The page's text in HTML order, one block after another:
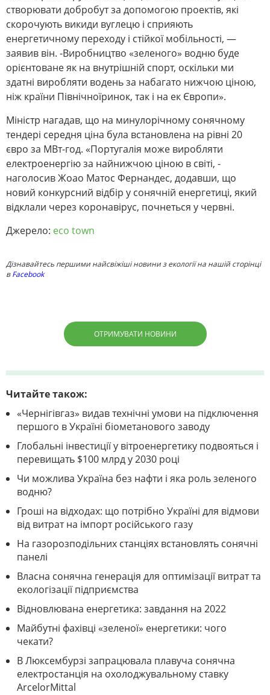
створювати добробут за допомогою проектів, які
скорочують викиди вуглецю і сприяють
енергетичному переходу і стійкої мобільності, —
заявив він. -Виробництво «зеленого» водню буде
орієнтоване як на внутрішній спорт, оскільки ми
здатні виробляти водень за набагато нижчою ціною,
ніж країни Північноїринок, так і на ек Європи».
Міністр нагадав, що на минулорічному сонячному
тендері середня ціна була встановлена на рівні 20
євро за МВт-год. «Португалія може виробляти
електроенергію за найнижчою ціною в світі, -
наголосив Жоао Матос Фернандес, додавши, що
новий конкурсний відбір у сонячній енергетиці, який
відклали через коронавірус, почнеться у червні.
Джерело: eco town
Дізнавайтесь першими найсвіжіші новини з екології на нашій сторінці
вFacebook
ОТРИМУВАТИ НОВИНИ
Читайте також:
«Чернігівгаз» видав технічні умови на підключення
першого в Україні біометанового заводу
Глобальні інвестиції у вітроенергетику подвояться і
перевищать $100 млрд у 2030 році
Чи можлива Україна без нафти і яка роль зеленого
водню?
Гроші на відходах: що потрібно Україні для відмови
від витрат на імпорт російського газу
На газорозподільних станціях встановлять сонячні
панелі
Власна сонячна генерація для оптимізації витрат та
екологізації підприємства
Відновлювана енергетика: завдання на 2022
Майбутні фахівці «зеленої» енергетики: чого
чекати?
В Люксембурзі запрацювала плавуча сонячна
електростанція на охолоджувальному ставку
ArcelorMittal